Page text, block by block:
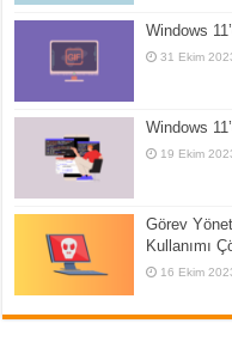
Windows
31 Ekim
Windows
19 Ekim
Görev
Kullanımı
16 Ekim